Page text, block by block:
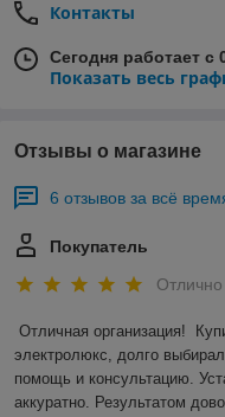
Контакты
Сегодня работает с
Показать весь
Отзывы о магазине
6 отзывов за всё
Покупатель
Отлично
Отличная организация!
электролюкс, долго
помощь и консультацию.
аккуратно. Результатом